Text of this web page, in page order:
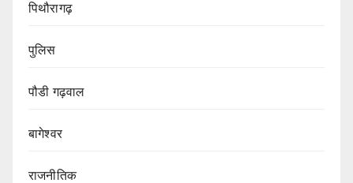
पिथौरागढ़
पुलिस
पौडी गढ़वाल
बागेश्वर
राजनीतिक